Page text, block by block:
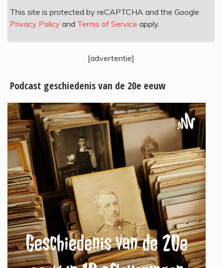
This site is protected by reCAPTCHA and the Google
Privacy Policy and Terms of Service apply.
[advertentie]
Podcast geschiedenis van de 20e eeuw